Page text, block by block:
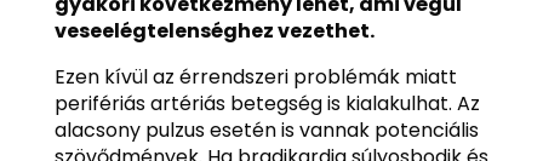
veseelégtelenséghez vezethet.
Ezen kívül az érrendszeri problémák miatt
perifériás artériás betegség is kialakulhat. Az
alacsony pulzus esetén is vannak potenciális